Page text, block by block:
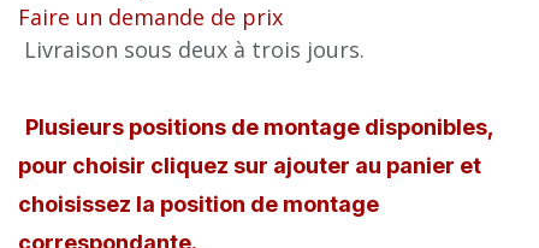
Faire un demande de prix
Livraison sous deux à trois jours.
Plusieurs positions de montage disponibles,
pour choisir cliquez sur ajouter au panier et
choisissez la position de montage